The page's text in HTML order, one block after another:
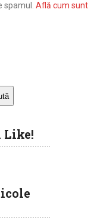
Află cum sunt
Like!